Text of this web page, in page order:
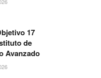
17
de
Avanzado